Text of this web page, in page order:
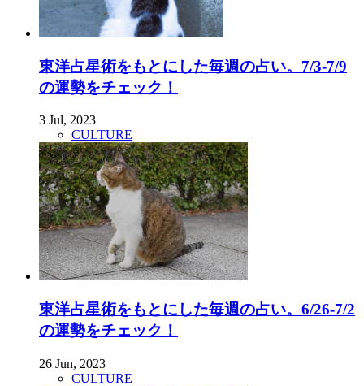
東洋占星術をもとにした毎週の占い。7/3-7/9
の運勢をチェック！
3 Jul, 2023
CULTURE
東洋占星術をもとにした毎週の占い。6/26-7/2
の運勢をチェック！
26 Jun, 2023
CULTURE